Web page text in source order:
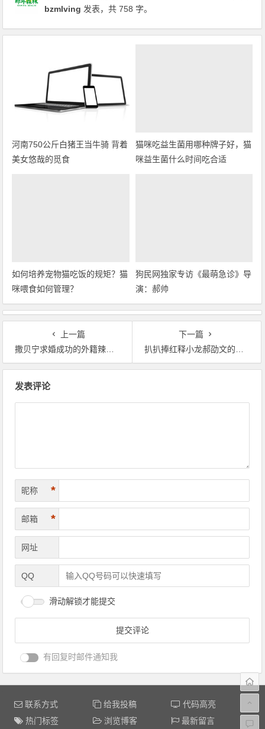
bzmlving 发表，共 758 字。
河南750公斤白猪王当牛骑 背着
美女悠哉的觅食
猫咪吃益生菌用哪种牌子好，猫
咪益生菌什么时间吃合适
如何培养宠物猫吃饭的规矩？猫
咪喂食如何管理？
狗民网独家专访《最萌急诊》导
演：郝帅
上一篇
撒贝宁求婚成功的外籍辣妹什么来头（图）
下一篇
扒扒捧红释小龙郝劭文的导演朱延平之传奇人生
发表评论
昵称 *
邮箱 *
网址
QQ
滑动解锁才能提交
有回复时邮件通知我
联系方式 给我投稿
代码高亮
热门标签
浏览博客 最新留言